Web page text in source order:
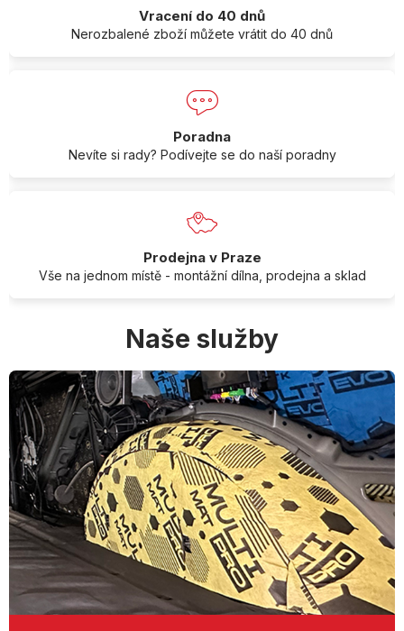
Vracení do 40 dnů
Nerozbalené zboží můžete vrátit do 40 dnů
Poradna
Nevíte si rady? Podívejte se do naší poradny
Prodejna v Praze
Vše na jednom místě - montážní dílna, prodejna a sklad
Naše služby